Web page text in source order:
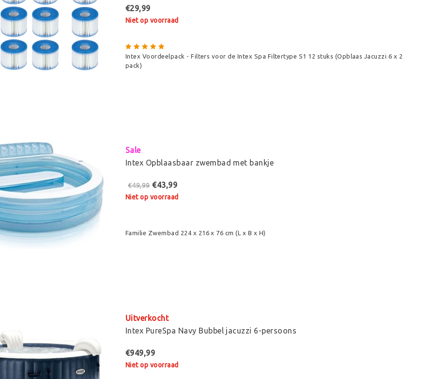
€29,99
Niet op voorraad
Intex Voordeelpack - Filters voor de Intex Spa Filtertype S1 12 stuks (Opblaas Jacuzzi 6 x 2
pack)
Sale
Intex Opblaasbaar zwembad met bankje
€49,99 €43,99
Niet op voorraad
Familie Zwembad 224 x 216 x 76 cm (L x B x H)
Uitverkocht
Intex PureSpa Navy Bubbel jacuzzi 6-persoons
€949,99
Niet op voorraad